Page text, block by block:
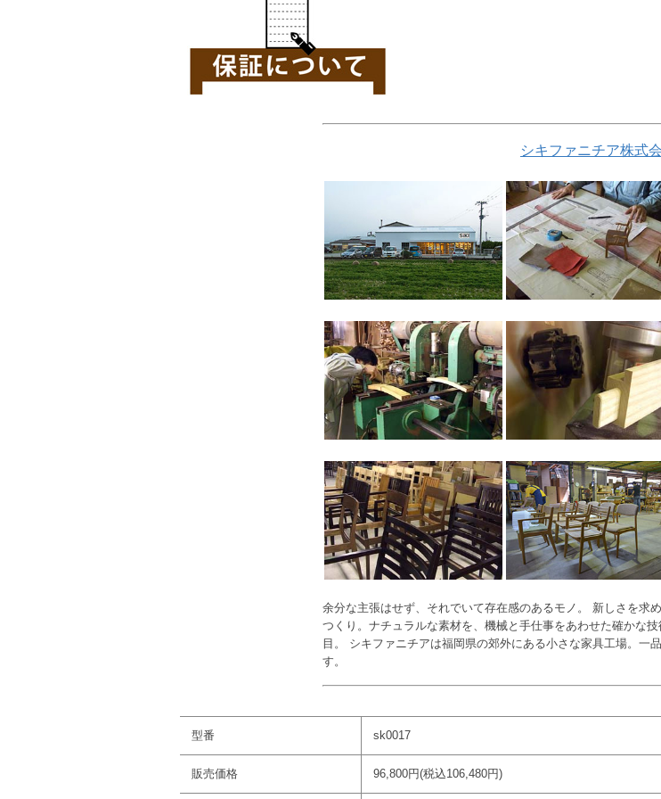
シキファニチア株式
余分な主張はせず、それでいて存在感のあるモノ。 新しさを求
つくり。ナチュラルな素材を、機械と手仕事をあわせた確かな
目。 シキファニチアは福岡県の郊外にある小さな家具工場。一
す。
型番 sk0017
販売価格 96,800円(税込106,480円)